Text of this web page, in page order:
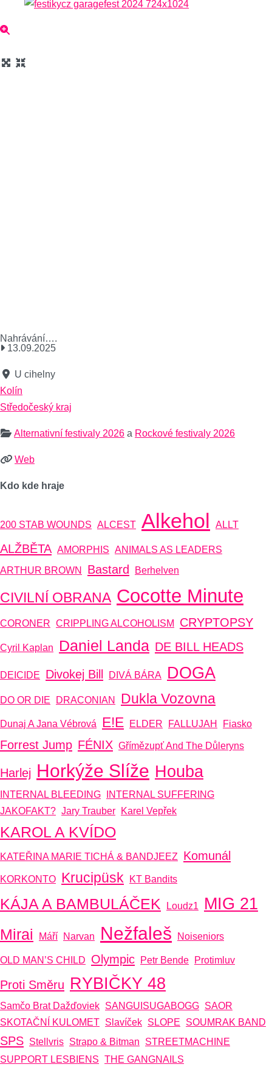
Nahrávání….
13.09.2025
U cihelny
Kolín
Středočeský kraj
Alternativní festivaly 2026 a Rockové festivaly 2026
Web
Kdo kde hraje
200 STAB WOUNDS ALCEST Alkehol ALLT
ALŽBĚTA AMORPHIS ANIMALS AS LEADERS
ARTHUR BROWN
Bastard Berhelven
CIVILNÍ OBRANA Cocotte Minute
CORONER CRIPPLING ALCOHOLISM CRYPTOPSY
Cyril Kaplan Daniel Landa DE BILL HEADS
DEICIDE Divokej Bill DIVÁ BÁRA DOGA
DO OR DIE DRACONIAN Dukla Vozovna
Dunaj A Jana Vébrová E!E ELDER FALLUJAH Fiasko
Forrest Jump FÉNIX Gřímězupť And The Důleryns
Harlej Horkýže Slíže Houba
INTERNAL BLEEDING
INTERNAL SUFFERING
JAKOFAKT? Jary Trauber Karel Vepřek
KAROL A KVÍDO
KATEŘINA MARIE TICHÁ & BANDJEEZ Komunál
KORKONTO Krucipüsk KT Bandits
KÁJA A BAMBULÁČEK Loudz1 MIG 21
Mirai Máří Narvan Nežfaleš Noiseniors
OLD MAN’S CHILD Olympic Petr Bende Protimluv
Proti Směru RYBIČKY 48
Samčo Brat Dažďoviek SANGUISUGABOGG SAOR
SKOTAČNÍ KULOMET Slavíček SLOPE SOUMRAK BAND
SPS Stellvris Strapo & Bitman
STREETMACHINE
SUPPORT LESBIENS THE GANGNAILS